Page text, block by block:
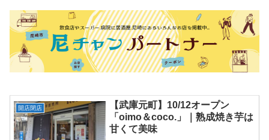
開店閉店
【武庫元町】10/12オープン
「oimo＆coco.」｜熟成焼き芋は
甘くて美味